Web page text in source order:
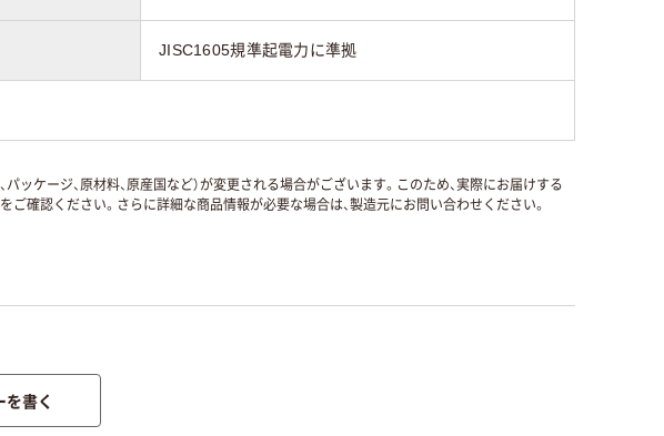
JISC1605規準起電力に準拠
ッケージ、原材料、原産国など）が変更される場合がございます。このため、実際にお届けする
確認ください。さらに詳細な商品情報が必要な場合は、製造元にお問い合わせください。
を書く